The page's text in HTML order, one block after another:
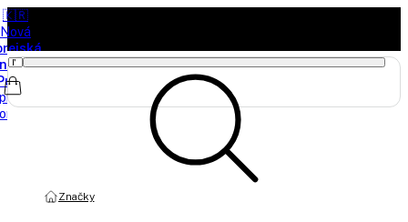
🇰🇷
Nová
Značky